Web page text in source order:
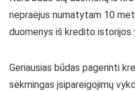
nepraėjus numatytam 10
duomenys iš kredito istorijos
Geriausias būdas pagerinti
sėkmingas įsipareigojimų